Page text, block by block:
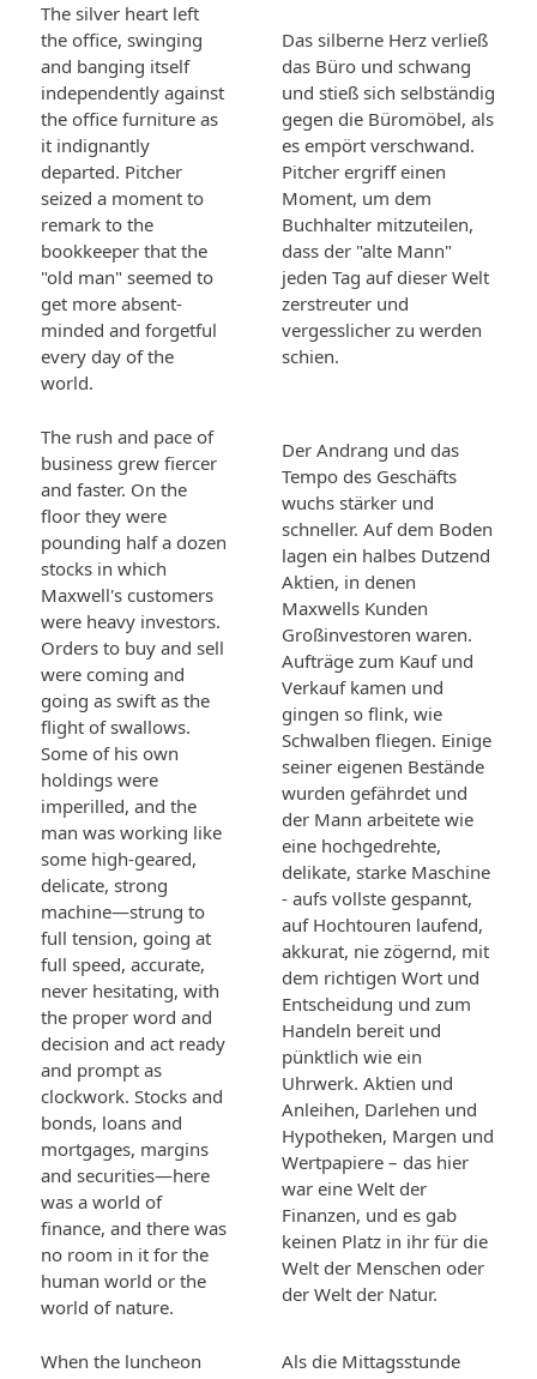
The silver heart left
the office, swinging
and banging itself
independently against
the office furniture as
it indignantly
departed. Pitcher
seized a moment to
remark to the
bookkeeper that the
"old man" seemed to
get more absent-
minded and forgetful
every day of the
world.
Das silberne Herz verließ
das Büro und schwang
und stieß sich selbständig
gegen die Büromöbel, als
es empört verschwand.
Pitcher ergriff einen
Moment, um dem
Buchhalter mitzuteilen,
dass der "alte Mann"
jeden Tag auf dieser Welt
zerstreuter und
vergesslicher zu werden
schien.
The rush and pace of
business grew fiercer
and faster. On the
floor they were
pounding half a dozen
stocks in which
Maxwell's customers
were heavy investors.
Orders to buy and sell
were coming and
going as swift as the
flight of swallows.
Some of his own
holdings were
imperilled, and the
man was working like
some high-geared,
delicate, strong
machine—strung to
full tension, going at
full speed, accurate,
never hesitating, with
the proper word and
decision and act ready
and prompt as
clockwork. Stocks and
bonds, loans and
mortgages, margins
and securities—here
was a world of
finance, and there was
no room in it for the
human world or the
world of nature.
Der Andrang und das
Tempo des Geschäfts
wuchs stärker und
schneller. Auf dem Boden
lagen ein halbes Dutzend
Aktien, in denen
Maxwells Kunden
Großinvestoren waren.
Aufträge zum Kauf und
Verkauf kamen und
gingen so flink, wie
Schwalben fliegen. Einige
seiner eigenen Bestände
wurden gefährdet und
der Mann arbeitete wie
eine hochgedrehte,
delikate, starke Maschine
- aufs vollste gespannt,
auf Hochtouren laufend,
akkurat, nie zögernd, mit
dem richtigen Wort und
Entscheidung und zum
Handeln bereit und
pünktlich wie ein
Uhrwerk. Aktien und
Anleihen, Darlehen und
Hypotheken, Margen und
Wertpapiere – das hier
war eine Welt der
Finanzen, und es gab
keinen Platz in ihr für die
Welt der Menschen oder
der Welt der Natur.
When the luncheon
Als die Mittagsstunde